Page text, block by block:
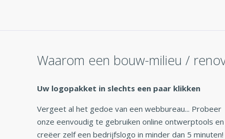
Waarom een bouw-milieu /
Uw logopakket in slechts een paar klikken
Vergeet al het gedoe van een webbureau... Probeer
onze eenvoudig te gebruiken online ontwerptools en
creëer zelf een bedrijfslogo in minder dan 5 minuten!